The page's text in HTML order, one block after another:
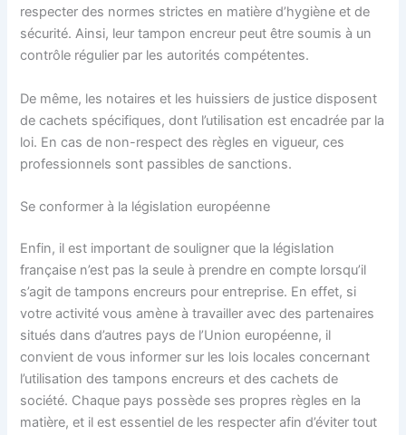
respecter des normes strictes en matière d’hygiène et de
sécurité. Ainsi, leur tampon encreur peut être soumis à un
contrôle régulier par les autorités compétentes.
De même, les notaires et les huissiers de justice disposent
de cachets spécifiques, dont l’utilisation est encadrée par la
loi. En cas de non-respect des règles en vigueur, ces
professionnels sont passibles de sanctions.
Se conformer à la législation européenne
Enfin, il est important de souligner que la législation
française n’est pas la seule à prendre en compte lorsqu’il
s’agit de tampons encreurs pour entreprise. En effet, si
votre activité vous amène à travailler avec des partenaires
situés dans d’autres pays de l’Union européenne, il
convient de vous informer sur les lois locales concernant
l’utilisation des tampons encreurs et des cachets de
société. Chaque pays possède ses propres règles en la
matière, et il est essentiel de les respecter afin d’éviter tout